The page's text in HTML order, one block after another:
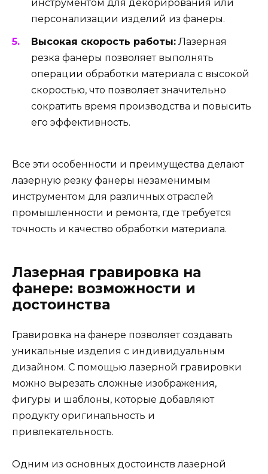
инструментом для декорирования или
персонализации изделий из фанеры.
Высокая скорость работы: Лазерная
резка фанеры позволяет выполнять
операции обработки материала с высокой
скоростью, что позволяет значительно
сократить время производства и повысить
его эффективность.
Все эти особенности и преимущества делают
лазерную резку фанеры незаменимым
инструментом для различных отраслей
промышленности и ремонта, где требуется
точность и качество обработки материала.
Лазерная гравировка на
фанере: возможности и
достоинства
Гравировка на фанере позволяет создавать
уникальные изделия с индивидуальным
дизайном. С помощью лазерной гравировки
можно вырезать сложные изображения,
фигуры и шаблоны, которые добавляют
продукту оригинальность и
привлекательность.
Одним из основных достоинств лазерной